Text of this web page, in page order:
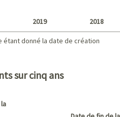
2019 2018
donné la date de création
donné la date de création
sur cinq ans